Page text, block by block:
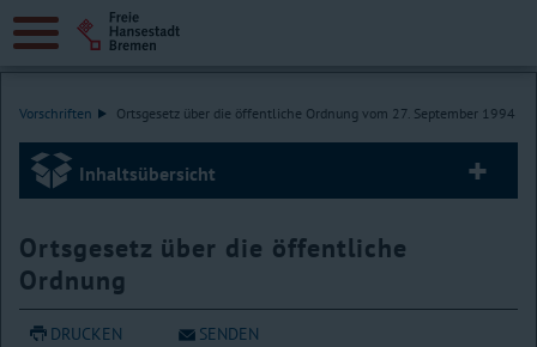
Vorschriften Ortsgesetz über die öffentliche Ordnung vom 27. September 1994
Inhaltsübersicht
Ortsgesetz über die öffentliche
Ordnung
DRUCKEN
SENDEN